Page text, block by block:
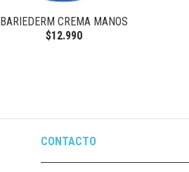
BARIEDERM CREMA MANOS
$12.990
CONTACTO